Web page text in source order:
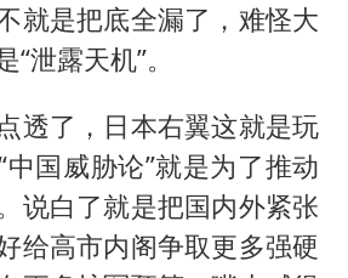
就是把底全漏了，难怪大
泄露天机”。
透了，日本右翼这就是玩
国威胁论”就是为了推动
说白了就是把国内外紧张
给高市内阁争取更多强硬